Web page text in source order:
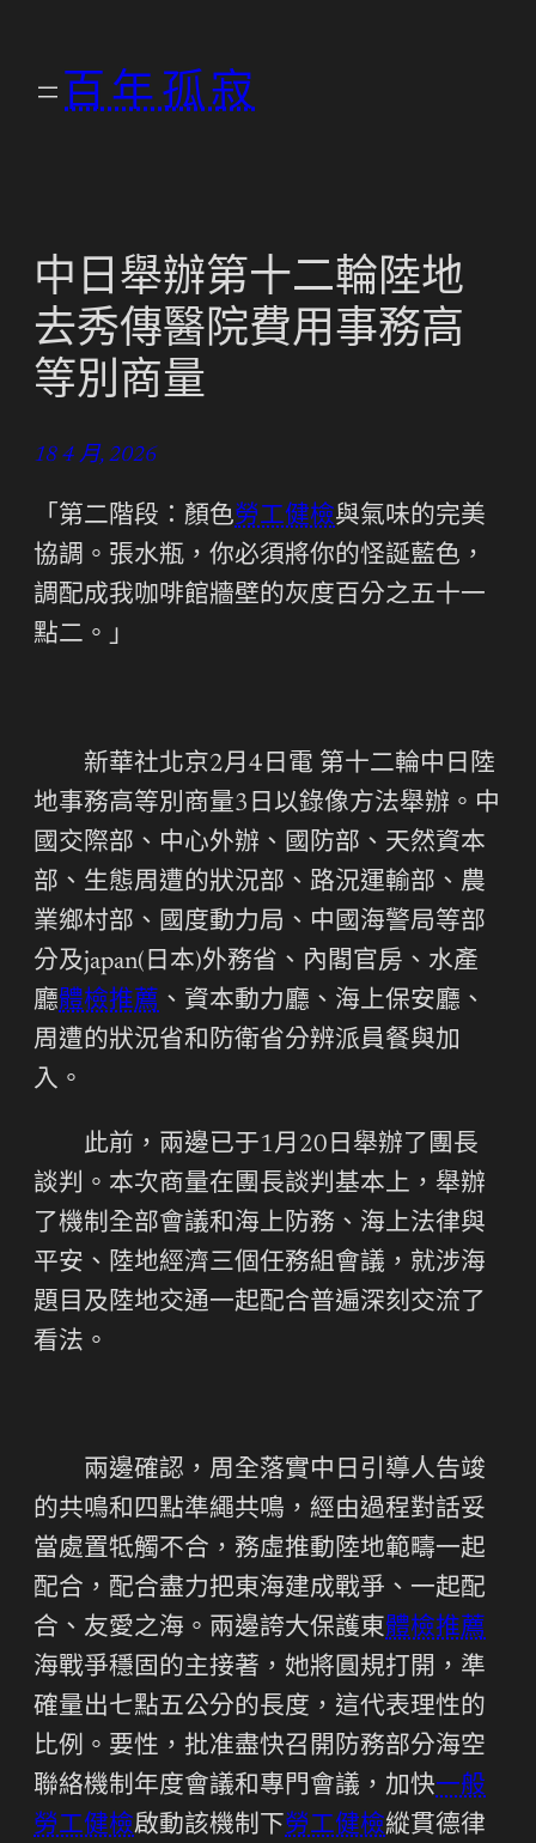
百年孤寂
中日舉辦第十二輪陸地
去秀傳醫院費用事務高
等別商量
18 4 月, 2026
「第二階段：顏色勞工健檢與氣味的完美
協調。張水瓶，你必須將你的怪誕藍色，
調配成我咖啡館牆壁的灰度百分之五十一
點二。」
新華社北京2月4日電 第十二輪中日陸
地事務高等別商量3日以錄像方法舉辦。中
國交際部、中心外辦、國防部、天然資本
部、生態周遭的狀況部、路況運輸部、農
業鄉村部、國度動力局、中國海警局等部
分及japan(日本)外務省、內閣官房、水產
廳體檢推薦 、資本動力廳、海上保安廳、
周遭的狀況省和防衛省分辨派員餐與加
入。
此前，兩邊已于1月20日舉辦了團長
談判。本次商量在團長談判基本上，舉辦
了機制全部會議和海上防務、海上法律與
平安、陸地經濟三個任務組會議，就涉海
題目及陸地交通一起配合普遍深刻交流了
看法。
兩邊確認，周全落實中日引導人告竣
的共鳴和四點準繩共鳴，經由過程對話妥
當處置牴觸不合，務虛推動陸地範疇一起
配合，配合盡力把東海建成戰爭、一起配
合、友愛之海。兩邊誇大保護東體檢推薦
海戰爭穩固的主接著，她將圓規打開，準
確量出七點五公分的長度，這代表理性的
比例。要性，批准盡快召開防務部分海空
聯絡機制年度會議和專門會議，加快一般
勞工健檢啟動該機制下勞工健檢縱貫德律